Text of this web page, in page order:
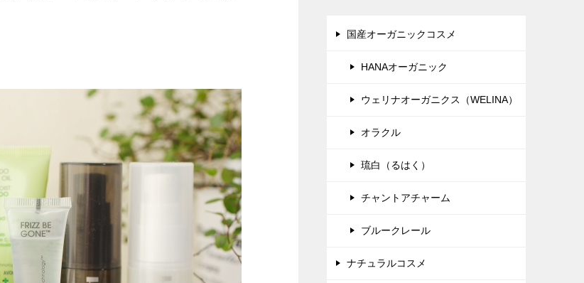
国産オーガニックコスメ
HANAオーガニック
ウェリナオーガニクス（WELINA）
オラクル
琉白（るはく）
チャントアチャーム
ブルークレール
ナチュラルコスメ